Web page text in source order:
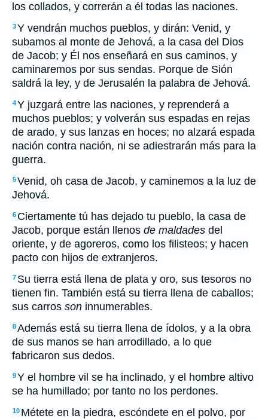
los collados, y correrán a él todas las naciones.
3Y vendrán muchos pueblos, y dirán: Venid, y
subamos al monte de Jehová, a la casa del Dios
de Jacob; y Él nos enseñará en sus caminos, y
caminaremos por sus sendas. Porque de Sión
saldrá la ley, y de Jerusalén la palabra de Jehová.
4Y juzgará entre las naciones, y reprenderá a
muchos pueblos; y volverán sus espadas en rejas
de arado, y sus lanzas en hoces; no alzará espada
nación contra nación, ni se adiestrarán más para la
guerra.
5Venid, oh casa de Jacob, y caminemos a la luz de
Jehová.
6 Ciertamente tú has dejado tu pueblo, la casa de
Jacob, porque están llenos de maldades del
oriente, y de agoreros, como los filisteos; y hacen
pacto con hijos de extranjeros.
7 Su tierra está llena de plata y oro, sus tesoros no
tienen fin. También está su tierra llena de caballos;
sus carros son innumerables.
8Además está su tierra llena de ídolos, y a la obra
de sus manos se han arrodillado, a lo que
fabricaron sus dedos.
9Y el hombre vil se ha inclinado, y el hombre altivo
se ha humillado; por tanto no los perdones.
10 Métete en la piedra, escóndete en el polvo, por